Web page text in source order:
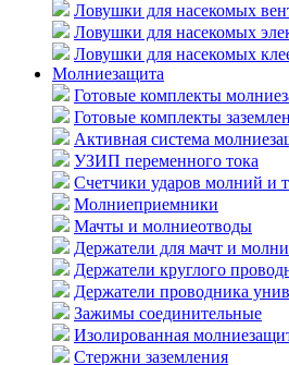
Ловушки для насекомых
Ловушки для насекомых
Ловушки для насекомых
Молниезащита
Готовые комплекты
Готовые комплекты
Активная система
УЗИП переменного тока
Счетчики ударов молний и
Молниеприемники
Мачты и молниеотводы
Держатели для мачт и
Держатели круглого
Держатели проводника
Зажимы соединительные
Изолированная
Стержни заземления